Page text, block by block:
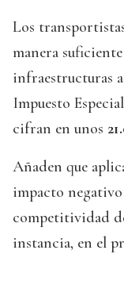
Los
manera
infraestructuras
Impuesto
cifran en unos
Añaden que
impacto
competitividad
instancia, en el